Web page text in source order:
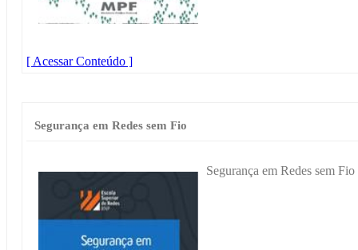
[ Acessar Conteúdo ]
Segurança em Redes sem Fio
Segurança em Redes sem